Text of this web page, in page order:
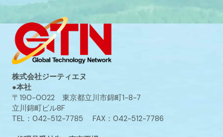
株式会社ジーティエヌ
●本社
〒190-0022 東京都立川市錦町1-8-7
立川錦町ビル8F
TEL：042-512-7785 FAX：042-512-7786